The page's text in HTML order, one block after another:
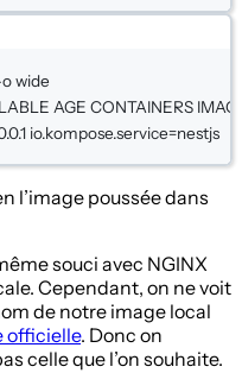
wide
AGE CONTAINERS
io.kompose.service=nestjs
l’image poussée dans
souci avec NGINX
Cependant, on ne voit
de notre image local
officielle. Donc on
celle que l’on souhaite.